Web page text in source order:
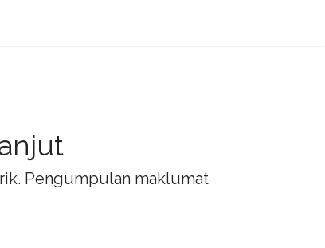
Pengumpulan maklumat